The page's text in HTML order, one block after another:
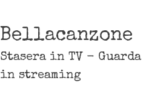
Bellacanzone
Stasera in TV - Guarda
in streaming